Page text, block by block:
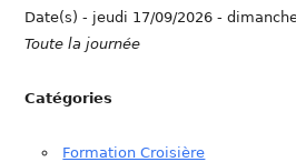
Date(s) - jeudi 17/09/2026 -
Toute la journée
Catégories
Formation Croisière